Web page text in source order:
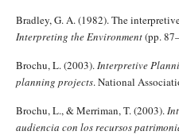
Bradley, G. A. (1982). The
Interpreting the Environment(pp.
Brochu, L. (2003).Interpretive
planning projects. National
Brochu, L., & Merriman, T. (2003).
audiencia con los recursos